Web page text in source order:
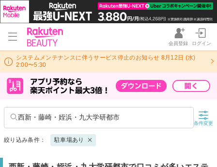
会員登録 ログイン
システムメンテナンスに伴うサービス停止のお知らせ 8月12日 (水)
2:00〜5:30
西新・藤崎・姪浜・九大学研都市
条件変更
絞り込み条件： 駐車場あり